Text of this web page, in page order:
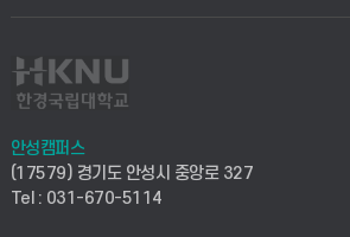
사회안전시스템공학부
컴퓨터응용수학부
사이버캠퍼스(전문학사 및 전공심화)
시설바로처리서비스
연구실안전관리시스템
산학협력단
취업지원센터
창업지원센터
안성캠퍼스
(17579) 경기도 안성시 중앙로 327
Tel : 031-670-5114